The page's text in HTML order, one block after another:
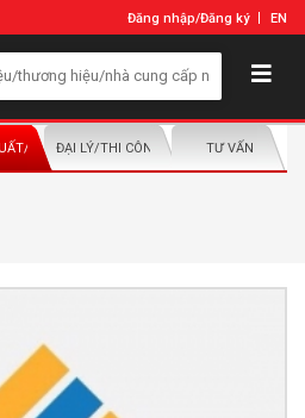
Đăng nhập/Đăng ký EN
NHÀ PHÂN PHỐI
ĐẠI LÝ/THI CÔNG LẮP ĐẶTTƯ VẤN